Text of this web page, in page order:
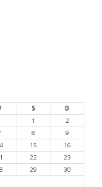
S
D
1
2
8
9
15
16
22
23
29
30